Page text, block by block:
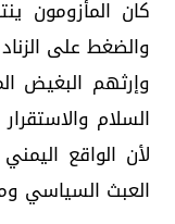
كان المأزومون
والضغط على
وإرثهم البغيض
السلام
لأن الواقع
العبث السياسي